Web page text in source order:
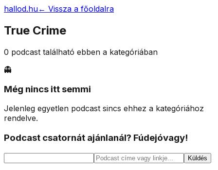
hallod.hu← Vissza a főoldalra
True Crime
0 podcast található ebben a kategóriában
👻
Még nincs itt semmi
Jelenleg egyetlen podcast sincs ehhez a kategóriához
rendelve.
Podcast csatornát ajánlanál? Fúdejóvagy!
Küldés